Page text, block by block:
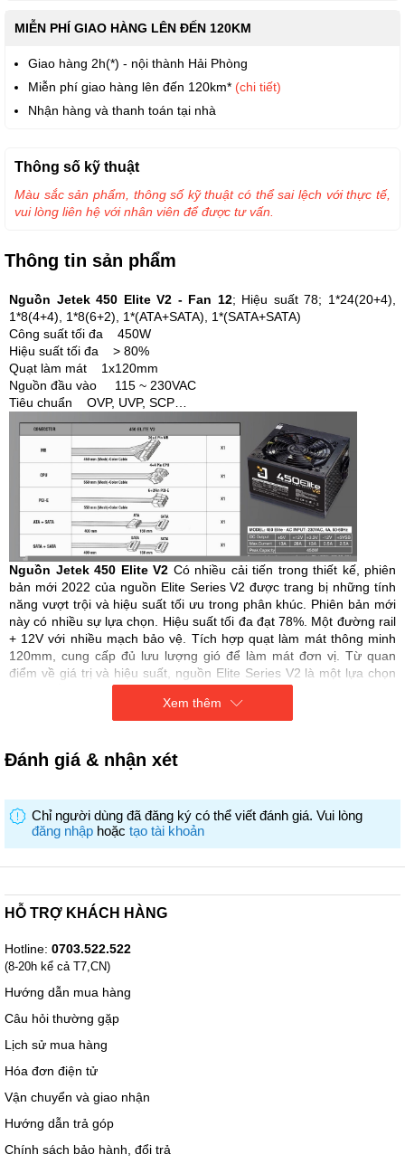
MIỄN PHÍ GIAO HÀNG LÊN ĐẾN 120KM
Giao hàng 2h(*) - nội thành Hải Phòng
Miễn phí giao hàng lên đến 120km* (chi tiết)
Nhận hàng và thanh toán tại nhà
Thông tin sản phẩm
Nguồn Jetek 450 Elite V2 - Fan 12; Hiệu suất 78; 1*24(20+4),
1*8(4+4), 1*8(6+2), 1*(ATA+SATA), 1*(SATA+SATA)
Công suất tối đa 450W
Hiệu suất tối đa > 80%
Quạt làm mát 1x120mm
Nguồn đầu vào 115 ~ 230VAC
Tiêu chuẩn OVP, UVP, SCP…
Nguồn Jetek 450 Elite V2 Có nhiều cải tiến trong thiết kế, phiên
bản mới 2022 của nguồn Elite Series V2 được trang bị những tính
năng vượt trội và hiệu suất tối ưu trong phân khúc. Phiên bản mới
này có nhiều sự lựa chọn. Hiệu suất tối đa đạt 78%. Một đường rail
+ 12V với nhiều mạch bảo vệ. Tích hợp quạt làm mát thông minh
120mm, cung cấp đủ lưu lượng gió để làm mát đơn vị. Từ quan
điểm về giá trị và hiệu suất, nguồn Elite Series V2 là một lựa chọn
Xem thêm
Thông số kỹ thuật
Màu sắc sản phẩm, thông số kỹ thuật có thể sai lệch với thực tế,
vui lòng liên hệ với nhân viên để được tư vấn.
Đánh giá & nhận xét
Chỉ người dùng đã đăng ký có thể viết đánh giá. Vui lòng
đăng nhập hoặc tạo tài khoản
HỖ TRỢ KHÁCH HÀNG
Hotline: 0703.522.522
(8-20h kể cả T7,CN)
Hướng dẫn mua hàng
Câu hỏi thường gặp
Lịch sử mua hàng
Hóa đơn điện tử
Vận chuyển và giao nhận
Hướng dẫn trả góp
Chính sách bảo hành, đổi trả